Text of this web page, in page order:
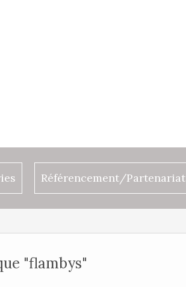
Référencement/Partenariat
"flambys"